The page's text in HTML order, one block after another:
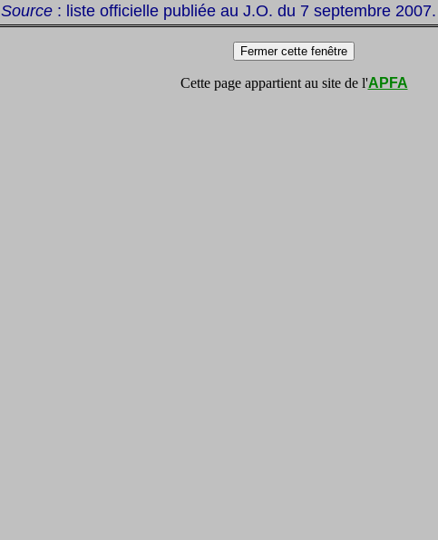
Source : liste officielle publiée au J.O. du 7 septembre 2007.
Cette page appartient au site de l'APFA